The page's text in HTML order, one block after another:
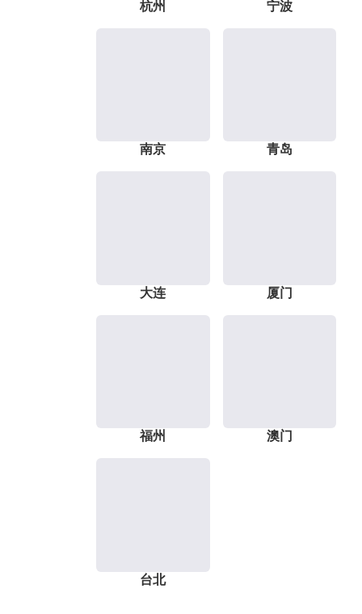
杭州 宁波
南京 青岛
大连 厦门
福州 澳门
台北